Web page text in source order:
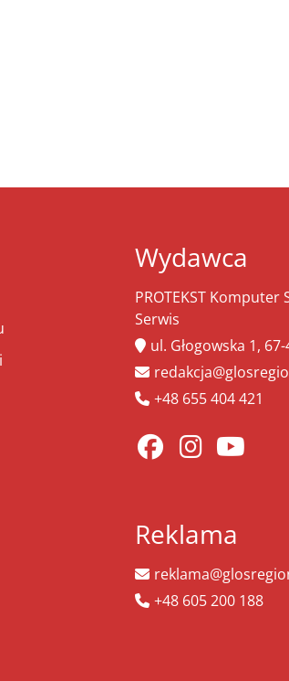
Wydawca
PROTEKST Komputer
Serwis
ul. Głogowska 1,
+48 655 404 421
Reklama
+48 605 200 188